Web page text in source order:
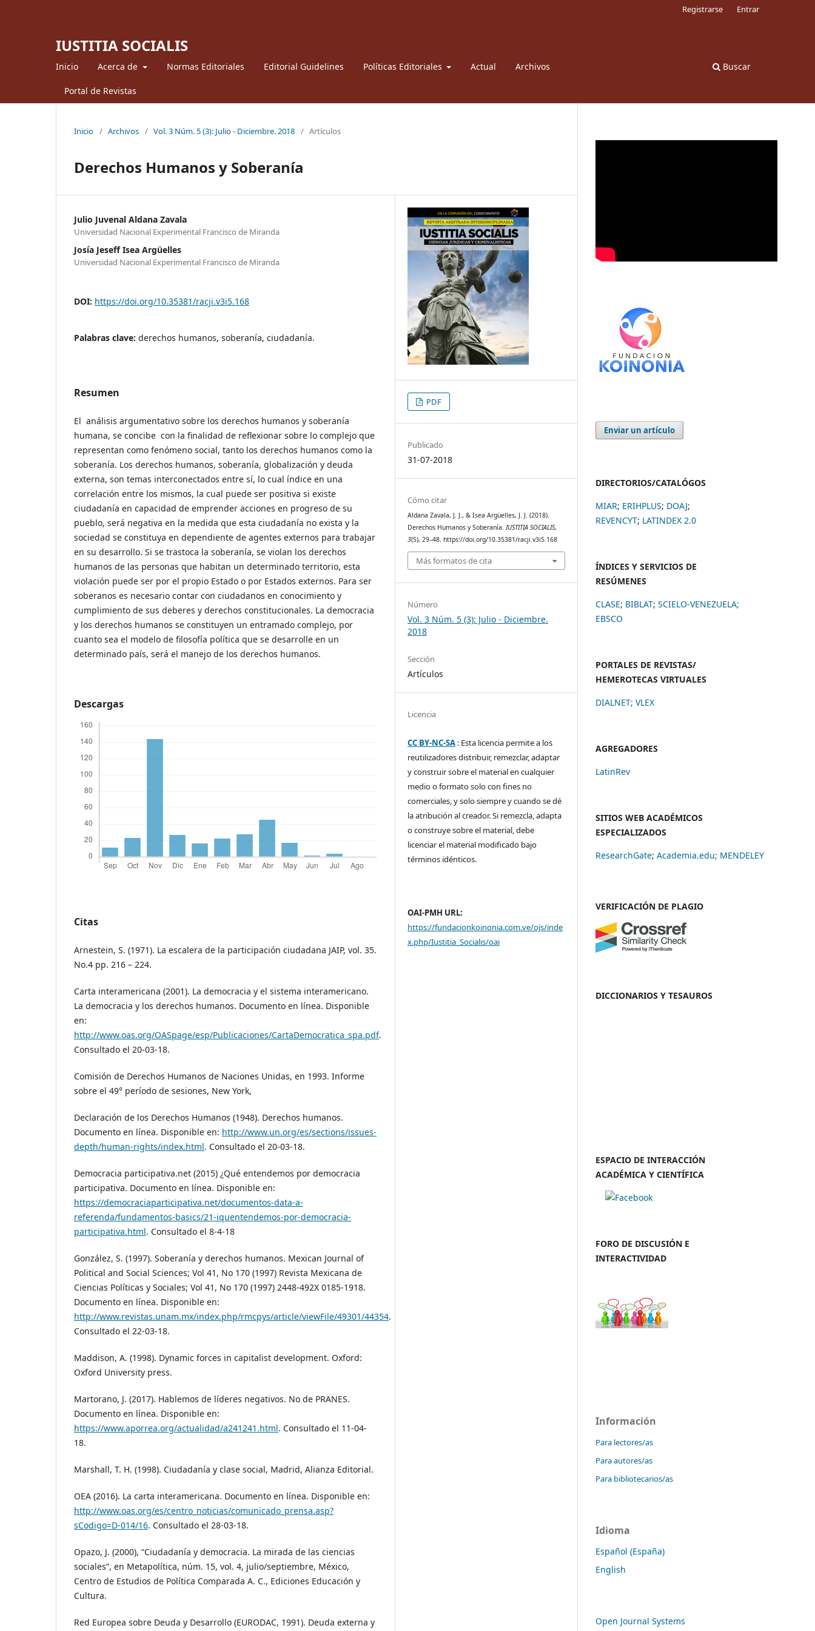
IUSTITIA SOCIALIS
Inicio Acerca de Normas Editoriales Editorial Guidelines Políticas Editoriales Actual Archivos
Portal de Revistas
Buscar
Registrarse Entrar
Inicio / Archivos / Vol. 3 Núm. 5 (3): Julio - Diciembre. 2018 / Artículos
Derechos Humanos y Soberanía
Julio Juvenal Aldana Zavala
Universidad Nacional Experimental Francisco de Miranda
Josía Jeseff Isea Argüelles
Universidad Nacional Experimental Francisco de Miranda
DOI: https://doi.org/10.35381/racji.v3i5.168
Palabras clave: derechos humanos, soberanía, ciudadanía.
Resumen
El análisis argumentativo sobre los derechos humanos y soberanía
humana, se concibe con la finalidad de reflexionar sobre lo complejo que
representan como fenómeno social, tanto los derechos humanos como la
soberanía. Los derechos humanos, soberanía, globalización y deuda
externa, son temas interconectados entre sí, lo cual índice en una
correlación entre los mismos, la cual puede ser positiva si existe
ciudadanía en capacidad de emprender acciones en progreso de su
pueblo, será negativa en la medida que esta ciudadanía no exista y la
sociedad se constituya en dependiente de agentes externos para trabajar
en su desarrollo. Si se trastoca la soberanía, se violan los derechos
humanos de las personas que habitan un determinado territorio, esta
violación puede ser por el propio Estado o por Estados externos. Para ser
soberanos es necesario contar con ciudadanos en conocimiento y
cumplimiento de sus deberes y derechos constitucionales. La democracia
y los derechos humanos se constituyen un entramado complejo, por
cuanto sea el modelo de filosofía política que se desarrolle en un
determinado país, será el manejo de los derechos humanos.
Descargas
Citas
Arnestein, S. (1971). La escalera de la participación ciudadana JAIP, vol. 35.
No.4 pp. 216 – 224.
Carta interamericana (2001). La democracia y el sistema interamericano.
La democracia y los derechos humanos. Documento en línea. Disponible
en:
http://www.oas.org/OASpage/esp/Publicaciones/CartaDemocratica_spa.pdf.
Consultado el 20-03-18.
Comisión de Derechos Humanos de Naciones Unidas, en 1993. Informe
sobre el 49° período de sesiones, New York,
Declaración de los Derechos Humanos (1948). Derechos humanos.
Documento en línea. Disponible en: http://www.un.org/es/sections/issues-
depth/human-rights/index.html. Consultado el 20-03-18.
Democracia participativa.net (2015) ¿Qué entendemos por democracia
participativa. Documento en línea. Disponible en:
https://democraciaparticipativa.net/documentos-data-a-
referenda/fundamentos-basics/21-iquentendemos-por-democracia-
participativa.html. Consultado el 8-4-18
González, S. (1997). Soberanía y derechos humanos. Mexican Journal of
Political and Social Sciences; Vol 41, No 170 (1997) Revista Mexicana de
Ciencias Políticas y Sociales; Vol 41, No 170 (1997) 2448-492X 0185-1918.
Documento en línea. Disponible en:
http://www.revistas.unam.mx/index.php/rmcpys/article/viewFile/49301/44354.
Consultado el 22-03-18.
Maddison, A. (1998). Dynamic forces in capitalist development. Oxford:
Oxford University press.
Martorano, J. (2017). Hablemos de líderes negativos. No de PRANES.
Documento en línea. Disponible en:
https://www.aporrea.org/actualidad/a241241.html. Consultado el 11-04-
18.
Marshall, T. H. (1998). Ciudadanía y clase social, Madrid, Alianza Editorial.
OEA (2016). La carta interamericana. Documento en línea. Disponible en:
http://www.oas.org/es/centro_noticias/comunicado_prensa.asp?
sCodigo=D-014/16. Consultado el 28-03-18.
Opazo, J. (2000), “Ciudadanía y democracia. La mirada de las ciencias
sociales”, en Metapolítica, núm. 15, vol. 4, julio/septiembre, México,
Centro de Estudios de Política Comparada A. C., Ediciones Educación y
Cultura.
Red Europea sobre Deuda y Desarrollo (EURODAC, 1991). Deuda externa y
PDF
Publicado
31-07-2018
Cómo citar
Aldana Zavala, J. J., & Isea Argüelles, J. J. (2018).
Derechos Humanos y Soberanía.IUSTITIA SOCIALIS,
3(5), 29–48. https://doi.org/10.35381/racji.v3i5.168
Más formatos de cita
Número
Vol. 3 Núm. 5 (3): Julio - Diciembre.
2018
Sección
Artículos
Licencia
CC BY-NC-SA : Esta licencia permite a los
reutilizadores distribuir, remezclar, adaptar
y construir sobre el material en cualquier
medio o formato solo con fines no
comerciales, y solo siempre y cuando se dé
la atribución al creador. Si remezcla, adapta
o construye sobre el material, debe
licenciar el material modificado bajo
términos idénticos.
OAI-PMH URL:
https://fundacionkoinonia.com.ve/ojs/inde
x.php/Iustitia_Socialis/oai
Enviar un artículo
DIRECTORIOS/CATALÓGOS
MIAR; ERIHPLUS; DOAJ;
REVENCYT; LATINDEX 2.0
ÍNDICES Y SERVICIOS DE
RESÚMENES
CLASE; BIBLAT; SCIELO-VENEZUELA;
EBSCO
PORTALES DE REVISTAS/
HEMEROTECAS VIRTUALES
DIALNET; VLEX
AGREGADORES
LatinRev
SITIOS WEB ACADÉMICOS
ESPECIALIZADOS
ResearchGate; Academia.edu; MENDELEY
VERIFICACIÓN DE PLAGIO
DICCIONARIOS Y TESAUROS
ESPACIO DE INTERACCIÓN
ACADÉMICA Y CIENTÍFICA
FORO DE DISCUSIÓN E
INTERACTIVIDAD
Información
Para lectores/as
Para autores/as
Para bibliotecarios/as
Idioma
Español (España)
English
Open Journal Systems